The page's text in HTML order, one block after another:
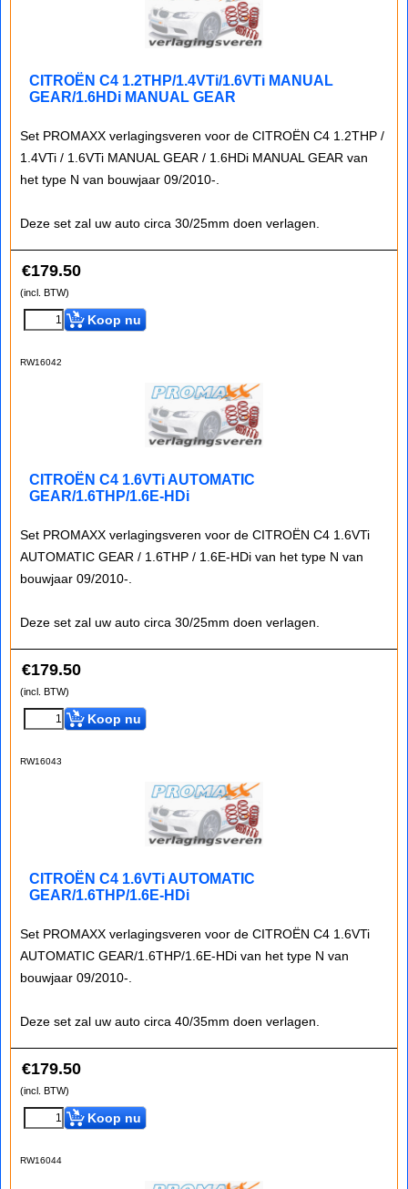
CITROËN C4 1.2THP/1.4VTi/1.6VTi MANUAL
GEAR/1.6HDi MANUAL GEAR
Set PROMAXX verlagingsveren voor de CITROËN C4 1.2THP /
1.4VTi / 1.6VTi MANUAL GEAR / 1.6HDi MANUAL GEAR van
het type N van bouwjaar 09/2010-.
Deze set zal uw auto circa 30/25mm doen verlagen.
€179.50
(incl. BTW)
Koop nu
RW16042
CITROËN C4 1.6VTi AUTOMATIC
GEAR/1.6THP/1.6E-HDi
Set PROMAXX verlagingsveren voor de CITROËN C4 1.6VTi
AUTOMATIC GEAR / 1.6THP / 1.6E-HDi van het type N van
bouwjaar 09/2010-.
Deze set zal uw auto circa 30/25mm doen verlagen.
€179.50
(incl. BTW)
Koop nu
RW16043
CITROËN C4 1.6VTi AUTOMATIC
GEAR/1.6THP/1.6E-HDi
Set PROMAXX verlagingsveren voor de CITROËN C4 1.6VTi
AUTOMATIC GEAR/1.6THP/1.6E-HDi van het type N van
bouwjaar 09/2010-.
Deze set zal uw auto circa 40/35mm doen verlagen.
€179.50
(incl. BTW)
Koop nu
RW16044